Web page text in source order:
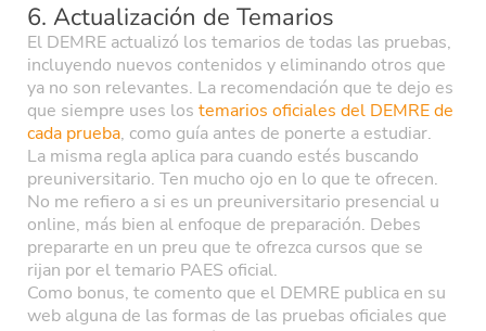
6. Actualización de Temarios
El DEMRE actualizó los temarios de todas las pruebas,
incluyendo nuevos contenidos y eliminando otros que
ya no son relevantes. La recomendación que te dejo es
que siempre uses los temarios oficiales del DEMRE de
cada prueba, como guía antes de ponerte a estudiar.
La misma regla aplica para cuando estés buscando
preuniversitario. Ten mucho ojo en lo que te ofrecen.
No me refiero a si es un preuniversitario presencial u
online, más bien al enfoque de preparación. Debes
prepararte en un preu que te ofrezca cursos que se
rijan por el temario PAES oficial.
Como bonus, te comento que el DEMRE publica en su
web alguna de las formas de las pruebas oficiales que